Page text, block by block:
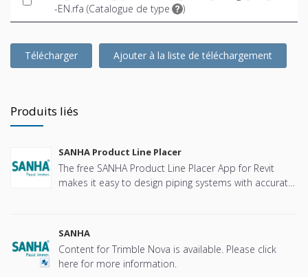
-EN.rfa (Catalogue de type )
Télécharger Ajouter à la liste de téléchargement
Produits liés
SANHA Product Line Placer
The free SANHA Product Line Placer App for Revit
makes it easy to design piping systems with accurate
SANHA
Content for Trimble Nova is available. Please click
here for more information.